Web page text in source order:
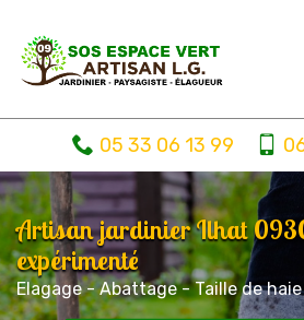
05 33 06 13 99
Artisan jardinier Ilhat
expérimenté
Elagage - Abattage - Taille de